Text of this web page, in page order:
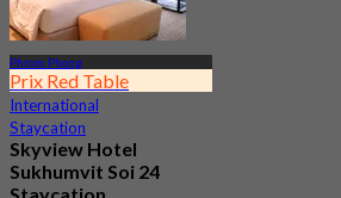
Phrom Phong
Prix Red Table
International
Staycation
Skyview Hotel
Sukhumvit Soi 24
Staycation